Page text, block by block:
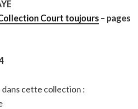
Court toujours – pages
dans cette collection :